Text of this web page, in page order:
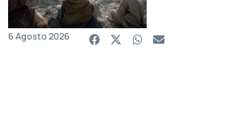
6 Agosto 2026